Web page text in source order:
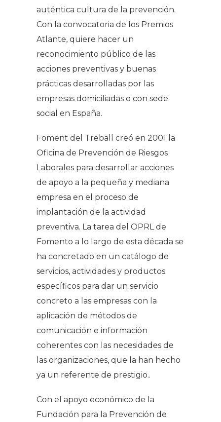
auténtica cultura de la prevención.
Con la convocatoria de los Premios
Atlante, quiere hacer un
reconocimiento público de las
acciones preventivas y buenas
prácticas desarrolladas por las
empresas domiciliadas o con sede
social en España.
Foment del Treball creó en 2001 la
Oficina de Prevención de Riesgos
Laborales para desarrollar acciones
de apoyo a la pequeña y mediana
empresa en el proceso de
implantación de la actividad
preventiva. La tarea del OPRL de
Fomento a lo largo de esta década se
ha concretado en un catálogo de
servicios, actividades y productos
específicos para dar un servicio
concreto a las empresas con la
aplicación de métodos de
comunicación e información
coherentes con las necesidades de
las organizaciones, que la han hecho
ya un referente de prestigio..
Con el apoyo económico de la
Fundación para la Prevención de